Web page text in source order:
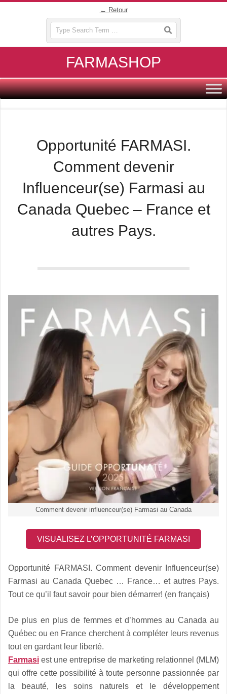
← Retour
FARMASHOP
Primary
Navigation
Opportunité FARMASI.
Comment devenir
Influenceur(se) Farmasi au
Canada Quebec – France et
autres Pays.
Comment devenir influenceur(se) Farmasi au Canada
VISUALISEZ L’OPPORTUNITÉ FARMASI
Opportunité FARMASI. Comment devenir Influenceur(se)
Farmasi au Canada Quebec … France… et autres Pays.
Tout ce qu’il faut savoir pour bien démarrer! (en français)
De plus en plus de femmes et d’hommes au Canada au
Québec ou en France cherchent à compléter leurs revenus
tout en gardant leur liberté.
Farmasi est une entreprise de marketing relationnel (MLM)
qui offre cette possibilité à toute personne passionnée par
la beauté, les soins naturels et le développement